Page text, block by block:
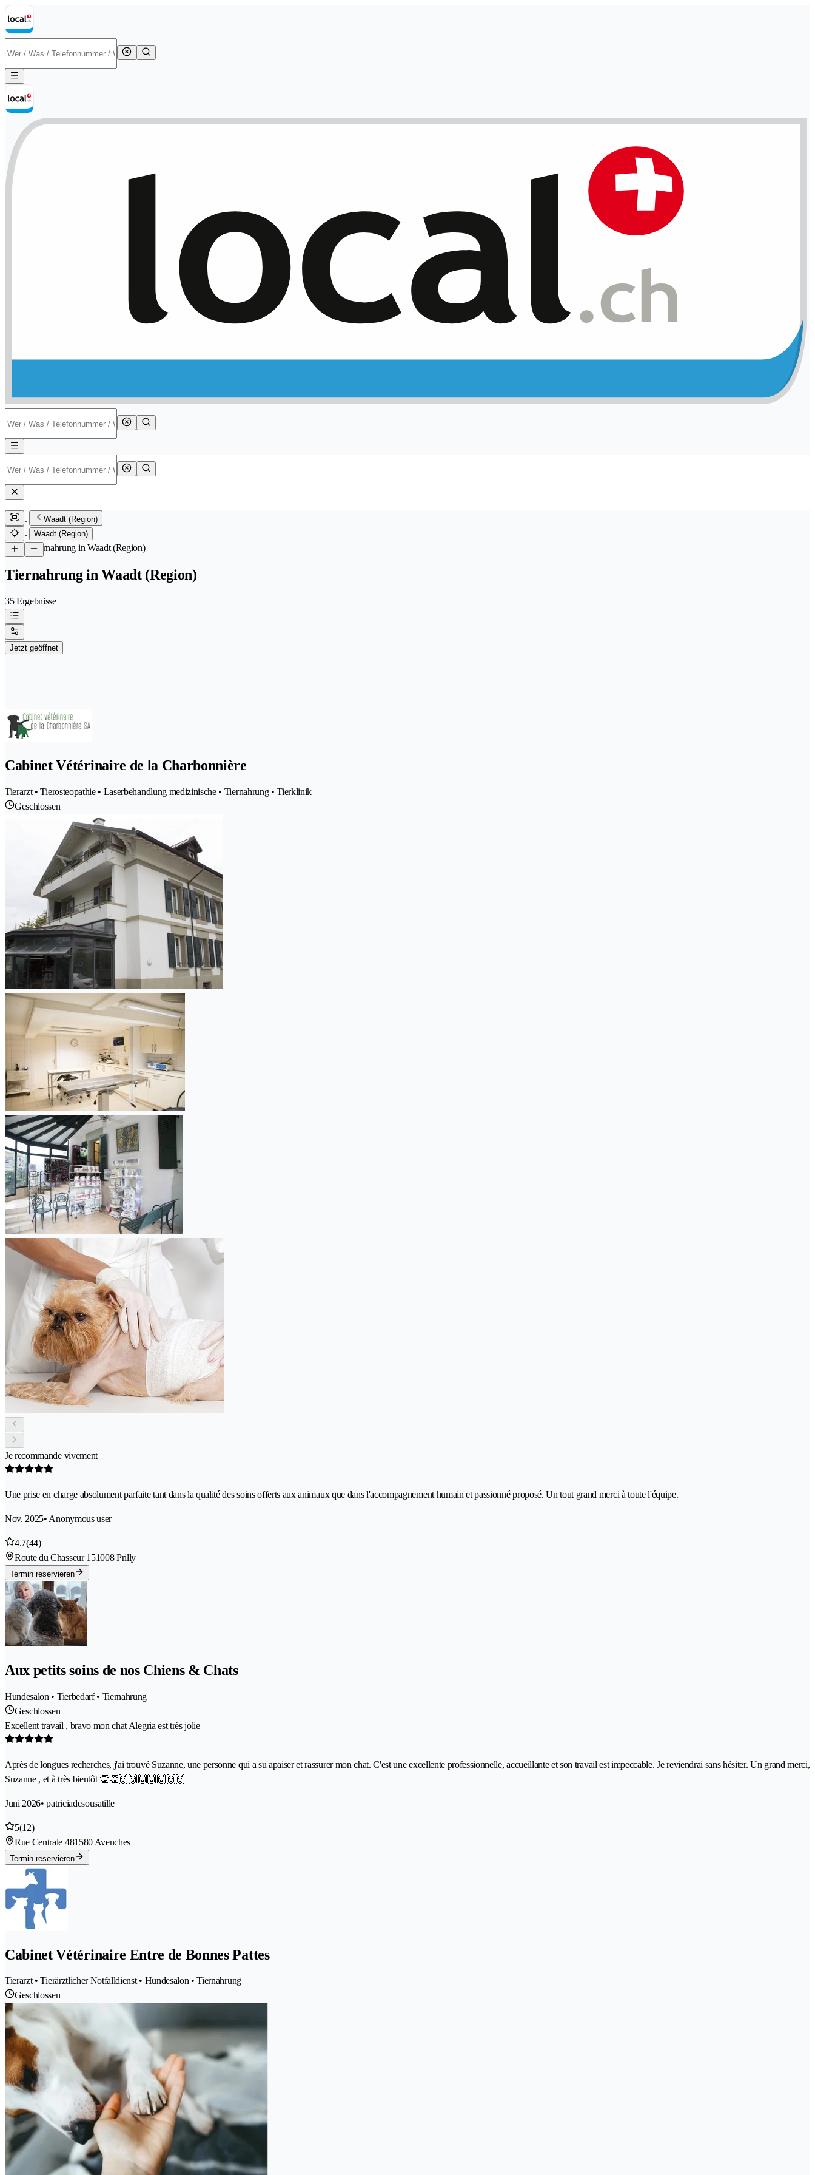
Waadt (Region)
Waadt (Region)
/Tiernahrung in Waadt (Region)
Tiernahrung in Waadt (Region)
35 Ergebnisse
Jetzt geöffnet
Cabinet Vétérinaire de la Charbonnière
Tierarzt • Tierosteopathie • Laserbehandlung medizinische • Tiernahrung • Tierklinik
Geschlossen
Je recommande vivement
Une prise en charge absolument parfaite tant dans la qualité des soins offerts aux animaux que dans l'accompagnement humain et passionné proposé. Un tout grand merci à toute l'équipe.
Nov. 2025• Anonymous user
4.7(44)
Route du Chasseur 151008 Prilly
Termin reservieren
Aux petits soins de nos Chiens & Chats
Hundesalon • Tierbedarf • Tiernahrung
Geschlossen
Excellent travail , bravo mon chat Alegria est très jolie
Après de longues recherches, j'ai trouvé Suzanne, une personne qui a su apaiser et rassurer mon chat. C'est une excellente professionnelle, accueillante et son travail est impeccable. Je reviendrai sans hésiter. Un grand merci,
Suzanne , et à très bientôt 👏👏🙌🙌🙌🙌🙌🙌🙌
Juni 2026• patriciadesousatille
5(12)
Rue Centrale 481580 Avenches
Termin reservieren
Cabinet Vétérinaire Entre de Bonnes Pattes
Tierarzt • Tierärztlicher Notfalldienst • Hundesalon • Tiernahrung
Geschlossen